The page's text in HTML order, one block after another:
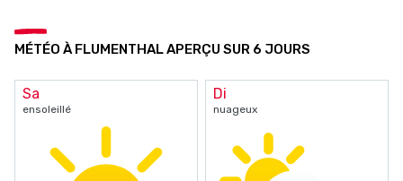
MÉTÉO À FLUMENTHAL APERÇU SUR 6 JOURS
Sa
ensoleillé
Di
nuageux